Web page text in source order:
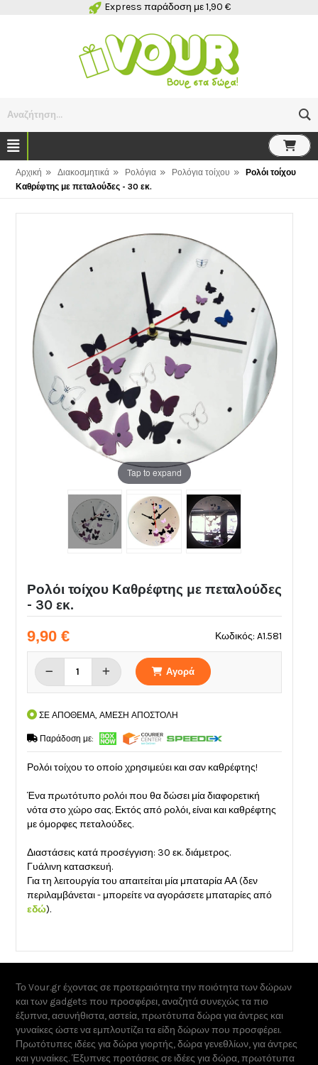
Express παράδοση με 1,90 €
Αναζήτηση...
Αρχική » Διακοσμητικά » Ρολόγια » Ρολόγια τοίχου »
Ρολόι τοίχου
Καθρέφτης με πεταλούδες - 30 εκ.
Tap to expand
Ρολόι τοίχου Καθρέφτης με πεταλούδες
- 30 εκ.
Κωδικός: A1.581
9,90 €
Αγορά
ΣΕ ΑΠΟΘΕΜΑ, ΑΜΕΣΗ ΑΠΟΣΤΟΛΗ
Παράδοση με:
Ρολόι τοίχου το οποίο χρησιμεύει και σαν καθρέφτης!
Ένα πρωτότυπο ρολόι που θα δώσει μία διαφορετική
νότα στο χώρο σας. Εκτός από ρολόι, είναι και καθρέφτης
με όμορφες πεταλούδες.
Διαστάσεις κατά προσέγγιση: 30 εκ. διάμετρος.
Γυάλινη κατασκευή.
Για τη λειτουργία του απαιτείται μία μπαταρία ΑΑ (δεν
περιλαμβάνεται - μπορείτε να αγοράσετε μπαταρίες από
εδώ).
Το Vour.gr έχοντας σε προτεραιότητα την ποιότητα των δώρων
και των gadgets που προσφέρει, αναζητά συνεχώς τα πιο
έξυπνα, ασυνήθιστα, αστεία, πρωτότυπα δώρα για άντρες και
γυναίκες ώστε να εμπλουτίζει τα είδη δώρων που προσφέρει.
Πρωτότυπες ιδέες για δώρα γιορτής, δώρα γενεθλίων, για άντρες
και γυναίκες. Έξυπνες προτάσεις σε ιδέες για δώρα, πρωτότυπα